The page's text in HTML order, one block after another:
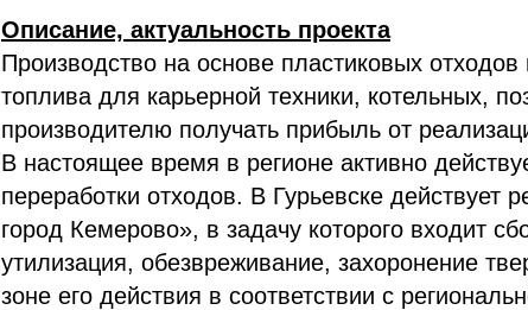
Описание, актуальность проекта
Производство на основе пластиковых
топлива для карьерной техники, котельных,
производителю получать прибыль от
В настоящее время в регионе активно
переработки отходов. В Гурьевске действует
город Кемерово», в задачу которого входит
утилизация, обезвреживание, захоронение
зоне его действия в соответствии с